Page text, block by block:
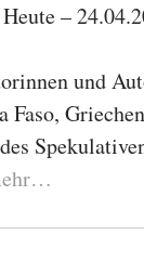
–
und